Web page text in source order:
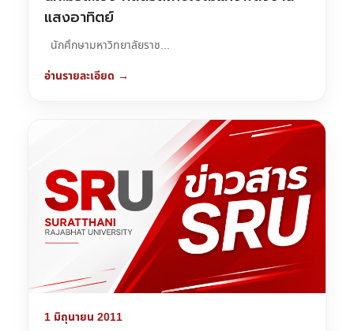
แสงอาทิตย์
นักศึกษามหาวิทยาลัยราช...
อ่านรายละเอียด →
1 มิถุนายน 2011